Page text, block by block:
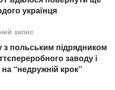
українця
запис
з польським підрядником
заводу і
“недружній крок”